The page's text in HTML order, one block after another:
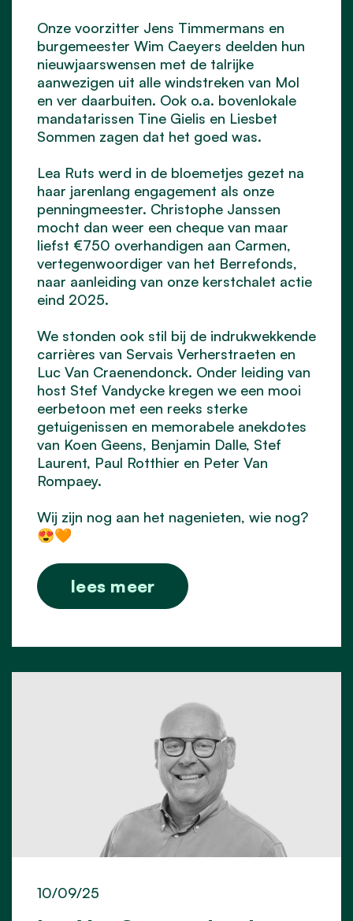
Onze voorzitter Jens Timmermans en
burgemeester Wim Caeyers deelden hun
nieuwjaarswensen met de talrijke
aanwezigen uit alle windstreken van Mol
en ver daarbuiten. Ook o.a. bovenlokale
mandatarissen Tine Gielis en Liesbet
Sommen zagen dat het goed was.
Lea Ruts werd in de bloemetjes gezet na
haar jarenlang engagement als onze
penningmeester. Christophe Janssen
mocht dan weer een cheque van maar
liefst €750 overhandigen aan Carmen,
vertegenwoordiger van het Berrefonds,
naar aanleiding van onze kerstchalet actie
eind 2025.
We stonden ook stil bij de indrukwekkende
carrières van Servais Verherstraeten en
Luc Van Craenendonck. Onder leiding van
host Stef Vandycke kregen we een mooi
eerbetoon met een reeks sterke
getuigenissen en memorabele anekdotes
van Koen Geens, Benjamin Dalle, Stef
Laurent, Paul Rotthier en Peter Van
Rompaey.
Wij zijn nog aan het nagenieten, wie nog?
😍🧡
lees meer
10/09/25